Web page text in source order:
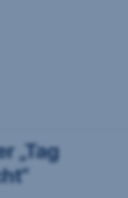
„Tag